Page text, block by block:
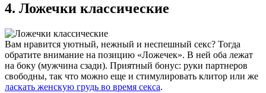
4. Ложечки классические
Вам нравится уютный, нежный и неспешный секс? Тогда
обратите внимание на позицию «Ложечек». В ней оба лежат
на боку (мужчина сзади). Приятный бонус: руки партнеров
свободны, так что можно еще и стимулировать клитор или же
ласкать женскую грудь во время секса.